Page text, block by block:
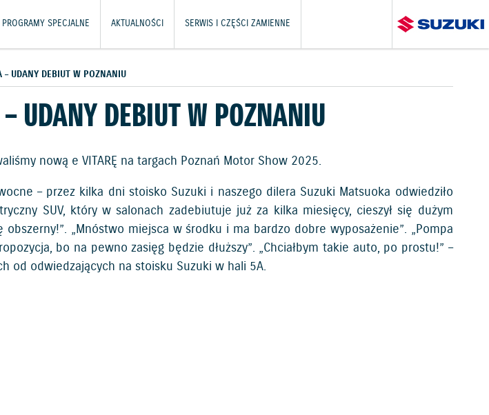
PROGRAMY SPECJALNE AKTUALNOŚCI SERWIS I CZĘŚCI ZAMIENNE
– UDANY DEBIUT W POZNANIU
UDANY DEBIUT W POZNANIU
nową e VITARĘ na targach Poznań Motor Show 2025.
– przez kilka dni stoisko Suzuki i naszego dilera Suzuki Matsuoka odwiedziło
SUV, który w salonach zadebiutuje już za kilka miesięcy, cieszył się dużym
„Mnóstwo miejsca w środku i ma bardzo dobre wyposażenie”. „Pompa
bo na pewno zasięg będzie dłuższy”. „Chciałbym takie auto, po prostu!” –
od odwiedzających na stoisku Suzuki w hali 5A.